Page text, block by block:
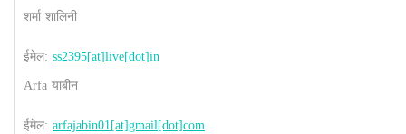
शर्मा शालिनी
ईमेल: ss2395[at]live[dot]in
Arfa याबीन
ईमेल: arfajabin01[at]gmail[dot]com